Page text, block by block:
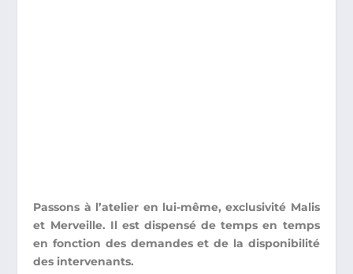
Passons à l’atelier en lui-même, exclusivité Malis
et Merveille. Il est dispensé de temps en temps
en fonction des demandes et de la disponibilité
des intervenants.